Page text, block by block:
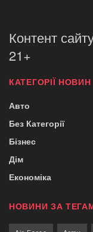
Контент
21+
КАТЕГОРІЇ НОВИН
Авто
Без Категорії
Бізнес
Дім
Економіка
НОВИНИ ЗА